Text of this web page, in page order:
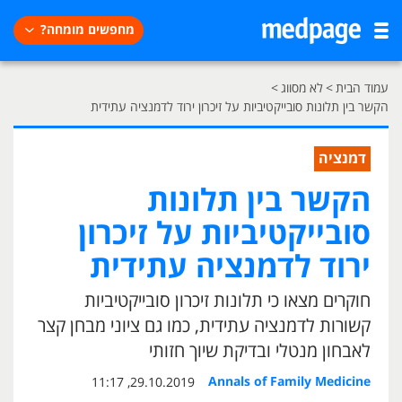
מחפשים מומחה?
עמוד הבית>לא מסווג>
הקשר בין תלונות סובייקטיביות על זיכרון ירוד לדמנציה עתידית
דמנציה
הקשר בין תלונות
סובייקטיביות על זיכרון
ירוד לדמנציה עתידית
חוקרים מצאו כי תלונות זיכרון סובייקטיביות
קשורות לדמנציה עתידית, כמו גם ציוני מבחן קצר
לאבחון מנטלי ובדיקת שיוך חזותי
Annals of Family Medicine
29.10.2019, 11:17